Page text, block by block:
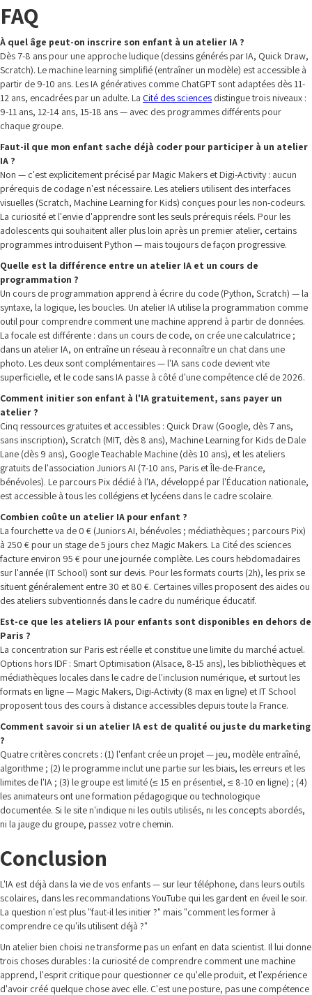
FAQ
À quel âge peut-on inscrire son enfant à un atelier IA ?
Dès 7-8 ans pour une approche ludique (dessins générés par IA, Quick Draw,
Scratch). Le machine learning simplifié (entraîner un modèle) est accessible à
partir de 9-10 ans. Les IA génératives comme ChatGPT sont adaptées dès 11-
12 ans, encadrées par un adulte. La Cité des sciences distingue trois niveaux :
9-11 ans, 12-14 ans, 15-18 ans — avec des programmes différents pour
chaque groupe.
Faut-il que mon enfant sache déjà coder pour participer à un atelier
IA ?
Non — c'est explicitement précisé par Magic Makers et Digi-Activity : aucun
prérequis de codage n'est nécessaire. Les ateliers utilisent des interfaces
visuelles (Scratch, Machine Learning for Kids) conçues pour les non-codeurs.
La curiosité et l'envie d'apprendre sont les seuls prérequis réels. Pour les
adolescents qui souhaitent aller plus loin après un premier atelier, certains
programmes introduisent Python — mais toujours de façon progressive.
Quelle est la différence entre un atelier IA et un cours de
programmation ?
Un cours de programmation apprend à écrire du code (Python, Scratch) — la
syntaxe, la logique, les boucles. Un atelier IA utilise la programmation comme
outil pour comprendre comment une machine apprend à partir de données.
La focale est différente : dans un cours de code, on crée une calculatrice ;
dans un atelier IA, on entraîne un réseau à reconnaître un chat dans une
photo. Les deux sont complémentaires — l'IA sans code devient vite
superficielle, et le code sans IA passe à côté d'une compétence clé de 2026.
Comment initier son enfant à l'IA gratuitement, sans payer un
atelier ?
Cinq ressources gratuites et accessibles : Quick Draw (Google, dès 7 ans,
sans inscription), Scratch (MIT, dès 8 ans), Machine Learning for Kids de Dale
Lane (dès 9 ans), Google Teachable Machine (dès 10 ans), et les ateliers
gratuits de l'association Juniors AI (7-10 ans, Paris et Île-de-France,
bénévoles). Le parcours Pix dédié à l'IA, développé par l'Éducation nationale,
est accessible à tous les collégiens et lycéens dans le cadre scolaire.
Combien coûte un atelier IA pour enfant ?
La fourchette va de 0 € (Juniors AI, bénévoles ; médiathèques ; parcours Pix)
à 250 € pour un stage de 5 jours chez Magic Makers. La Cité des sciences
facture environ 95 € pour une journée complète. Les cours hebdomadaires
sur l'année (IT School) sont sur devis. Pour les formats courts (2h), les prix se
situent généralement entre 30 et 80 €. Certaines villes proposent des aides ou
des ateliers subventionnés dans le cadre du numérique éducatif.
Est-ce que les ateliers IA pour enfants sont disponibles en dehors de
Paris ?
La concentration sur Paris est réelle et constitue une limite du marché actuel.
Options hors IDF : Smart Optimisation (Alsace, 8-15 ans), les bibliothèques et
médiathèques locales dans le cadre de l'inclusion numérique, et surtout les
formats en ligne — Magic Makers, Digi-Activity (8 max en ligne) et IT School
proposent tous des cours à distance accessibles depuis toute la France.
Comment savoir si un atelier IA est de qualité ou juste du marketing
?
Quatre critères concrets : (1) l'enfant crée un projet — jeu, modèle entraîné,
algorithme ; (2) le programme inclut une partie sur les biais, les erreurs et les
limites de l'IA ; (3) le groupe est limité (≤ 15 en présentiel, ≤ 8-10 en ligne) ; (4)
les animateurs ont une formation pédagogique ou technologique
documentée. Si le site n'indique ni les outils utilisés, ni les concepts abordés,
ni la jauge du groupe, passez votre chemin.
Conclusion
L'IA est déjà dans la vie de vos enfants — sur leur téléphone, dans leurs outils
scolaires, dans les recommandations YouTube qui les gardent en éveil le soir.
La question n'est plus "faut-il les initier ?" mais "comment les former à
comprendre ce qu'ils utilisent déjà ?"
Un atelier bien choisi ne transforme pas un enfant en data scientist. Il lui donne
trois choses durables : la curiosité de comprendre comment une machine
apprend, l'esprit critique pour questionner ce qu'elle produit, et l'expérience
d'avoir créé quelque chose avec elle. C'est une posture, pas une compétence